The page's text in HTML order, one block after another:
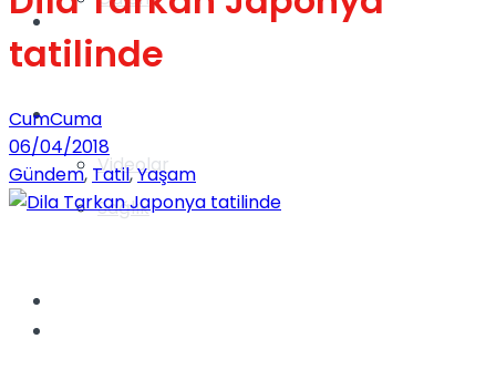
Videolar
Gündem
Yaşam
Sağlık
tatilinde
CumCuma
06/04/2018
Gündem, Tatil,Yaşam